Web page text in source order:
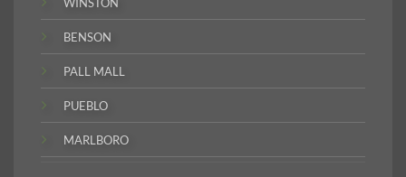
WINSTON
BENSON
PALL MALL
PUEBLO
MARLBORO